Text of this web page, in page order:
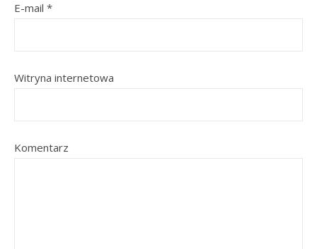
E-mail *
Witryna internetowa
Komentarz